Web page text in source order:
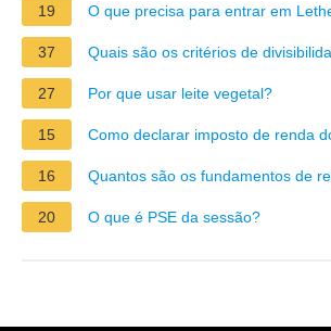
19 O que precisa para entrar em
37 Quais são os critérios de
27 Por que usar leite vegetal?
15 Como declarar imposto de renda
16 Quantos são os fundamentos de
20 O que é PSE da sessão?